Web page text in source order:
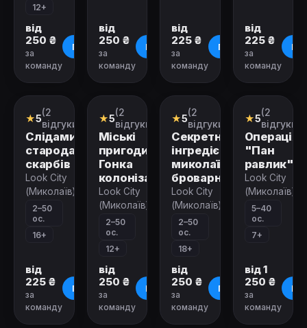
12+
від
250 ₴
за
команду
Про квест
від
250 ₴
за
команду
Про квест
від
225 ₴
за
команду
Про квест
від
225 ₴
за
команду
Міський
квест
Зачинено
★5(2
відгуки)
Слідами
стародавніх
скарбів
Look City
(Миколаїв)
2–50
ос.
16+
від
225 ₴
за
команду
Про квест
Міський
квест
Зачинено
★5(2
відгуки)
Міські
пригоди.
Гонка
колонізаторів
Look City
(Миколаїв)
2–50
ос.
12+
від
250 ₴
за
команду
Про квест
Міський
квест
Зачинено
★5(2
відгуки)
Секретний
інгредієнт
миколаївського
броварника
Look City
(Миколаїв)
2–50
ос.
18+
від
250 ₴
за
команду
Про квест
Міський
квест
Зачинено
★5(2
відгуки)
Операція
"Пан
равлик"
Look City
(Миколаїв)
5–40
ос.
7+
від 1
250 ₴
за
команду
Зачинено Зачинено Зачинено Зачинено